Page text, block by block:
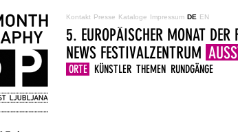
Kontakt Presse Kataloge Impressum DE EN
5. EUROPÄISCHER MONAT DER
NEWS FESTIVALZENTRUM
ORTE KÜNSTLER THEMEN RUNDGÄNGE